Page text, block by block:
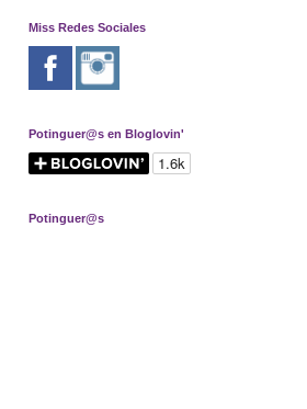
Miss Redes Sociales
Potinguer@s en Bloglovin'
Potinguer@s